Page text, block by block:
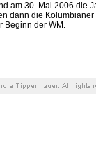
am 30. Mai 2006 die
dann die
Beginn der WM.